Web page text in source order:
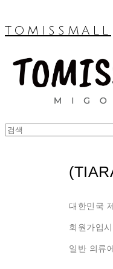
TOMISSMALL
대한민국
회원가입
일반 의류